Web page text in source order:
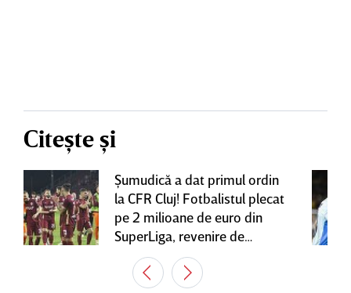
Citește și
Şumudică a dat primul ordin
la CFR Cluj! Fotbalistul plecat
pe 2 milioane de euro din
SuperLiga, revenire de
senzaţie în Gruia